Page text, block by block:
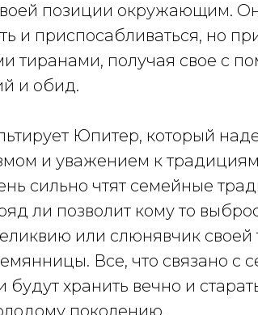
позиции окружающим.
и приспосабливаться, но
тиранами, получая свое с
и обид.
Юпитер, который
и уважением к
сильно чтят семейные
ли позволит кому то
или слюнявчик своей
Все, что связано с
хранить вечно и
поколению.